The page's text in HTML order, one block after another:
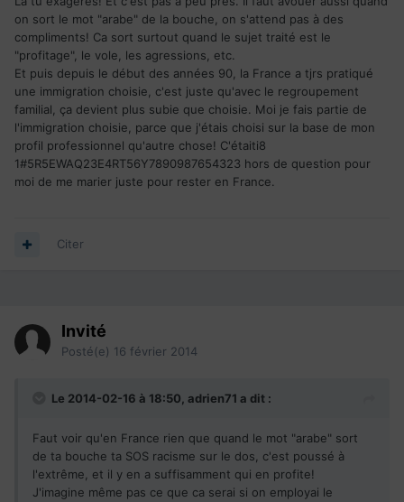
on sort le mot "arabe" de la bouche, on s'attend pas à des
compliments! Ca sort surtout quand le sujet traité est le
"profitage", le vole, les agressions, etc.
Et puis depuis le début des années 90, la France a tjrs pratiqué
une immigration choisie, c'est juste qu'avec le regroupement
familial, ça devient plus subie que choisie. Moi je fais partie de
l'immigration choisie, parce que j'étais choisi sur la base de mon
profil professionnel qu'autre chose! C'étaiti8
1#5R5EWAQ23E4RT56Y7890987654323 hors de question pour
moi de me marier juste pour rester en France.
Citer
Invité
Posté(e) 16 février 2014
Le 2014-02-16 à 18:50, adrien71 a dit :
Faut voir qu'en France rien que quand le mot "arabe" sort
de ta bouche ta SOS racisme sur le dos, c'est poussé à
l'extrême, et il y en a suffisamment qui en profite!
J'imagine même pas ce que ca serai si on employai le